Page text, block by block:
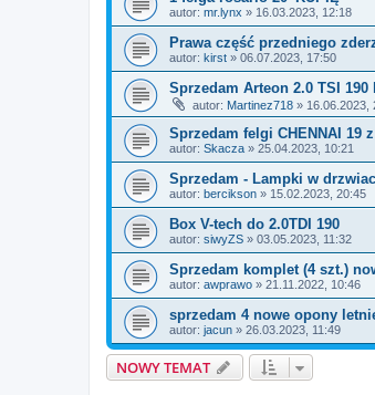
autor: mr.lynx » 16.03.2023, 12:18
Prawa część przedniego
autor: kirst » 06.07.2023, 17:50
Sprzedam Arteon 2.0 TSI 190
autor: Martinez718 » 16.06.2023,
Sprzedam felgi CHENNAI 19
autor: Skacza » 25.04.2023, 10:21
Sprzedam - Lampki w
autor: bercikson » 15.02.2023, 20:45
Box V-tech do 2.0TDI 190
autor: siwyZS » 03.05.2023, 11:32
Sprzedam komplet (4 szt.)
autor: awprawo » 21.11.2022, 10:46
sprzedam 4 nowe opony
autor: jacun » 26.03.2023, 11:49
NOWY TEMAT